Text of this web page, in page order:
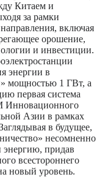
Китаем и
за рамки
включая
орошение,
и инвестиции.
энергии в
мощностью 1 ГВт, а
первая система
Инновационного
Азии в рамках
в будущее,
несомненно
придав
всестороннего
новый уровень.